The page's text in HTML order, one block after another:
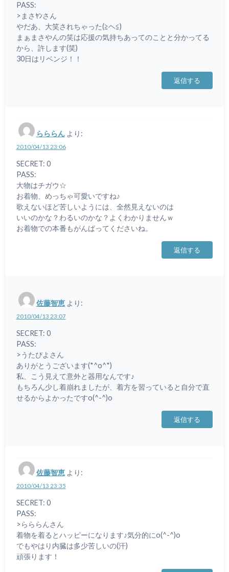
PASS:
>まさﾔﾝさん
やだあ、大笑されちゃった(≧ヘ≦)
まぁまさやんの笑は応援の気持ちあってのことと分かってる
から、許します(笑)
30日はリベンジ！！
返信する
らららん より:
2010/04/13 23:06
SECRET: 0
PASS:
大物はチガウ☆
お着物、めっちゃ可愛いですね♪
歌えないほど苦しいようには、全然見えないのは
いいのかな？わるいのかな？よくわかりませんｗ
お着物での本番もがんばってくださいね。
返信する
佐藤智恵 より:
2010/04/13 23:07
SECRET: 0
PASS:
>うたぴよさん
ありがとうございます(*^o^*)
私、こう見えて意外と器用なんです♪
もちろん少し着崩れましたが、着方を習っていると自分で直
せるからよかったですo(^-^)o
返信する
佐藤智恵 より:
2010/04/13 23:35
SECRET: 0
PASS:
>らららんさん
着物を着るとハッピーになります♪気分的にo(^-^)o
でもやはり内臓は多少苦しいの(汗)
頑張ります！